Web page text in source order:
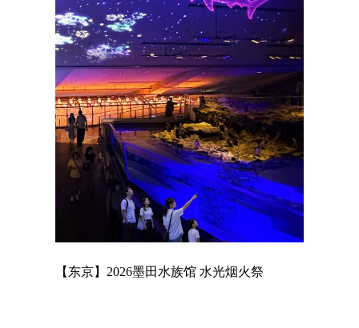
【东京】2026墨田水族馆 水光烟火祭